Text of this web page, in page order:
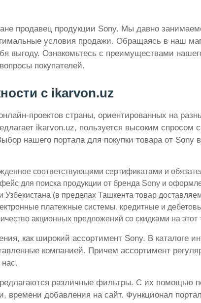
продавец продукции Sony. Мы давно
условия продажи. Обращаясь в наш
выгоду. Ознакомьтесь с преимуществами
покупателей.
с ikarvon.uz
проектов страны, ориентированных на
ikarvon.uz, пользуется высоким
нашего портала для покупки товара от
соответствующими сертификатами и
для поиска продукции от бренда Sony и
(в пределах Ташкента товар
платежные системы, кредитные и
акционных предложений со скидками на этот
как широкий ассортимент Sony. В каталоге
компанией. Причем ассортимент
различные фильтры. С их помощью
добавления на сайт. Функционал